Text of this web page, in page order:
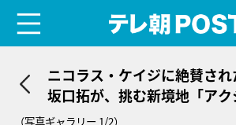
ニコラス・ケイジに絶賛され
坂口拓が、挑む新境地「ア
技は新鮮です」
（写真ギャラリー 1/2）